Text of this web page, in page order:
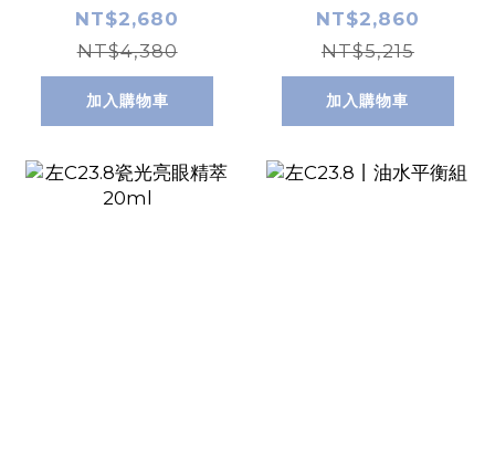
NT$2,680
NT$4,380
加入購物車
NT$2,860
NT$5,215
加入購物車